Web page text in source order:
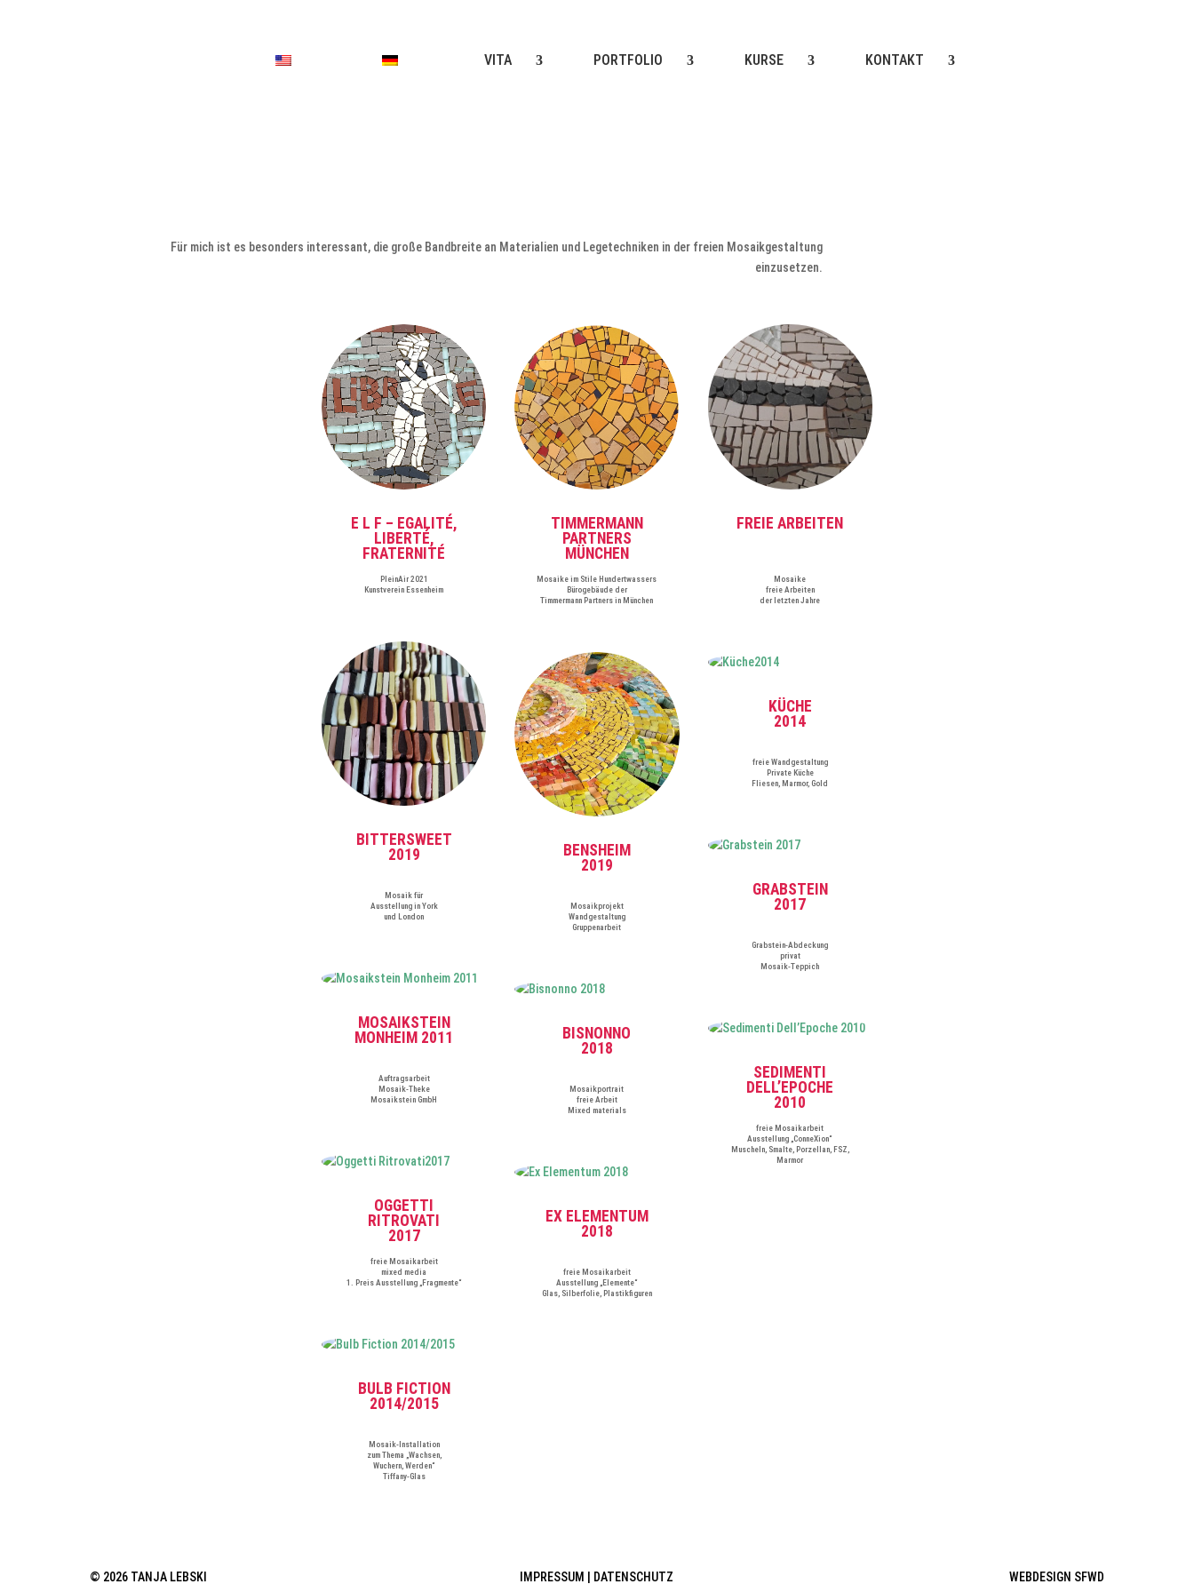
VITA PORTFOLIO KURSE KONTAKT
Für mich ist es besonders interessant, die große Bandbreite an Materialien und Legetechniken in der freien Mosaikgestaltung
einzusetzen.
E L F – EGALITÉ,
LIBERTÉ,
FRATERNITÉ
PleinAir 2021
Kunstverein Essenheim
BITTERSWEET
2019
Mosaik für
Ausstellung in York
und London
MOSAIKSTEIN
MONHEIM 2011
Auftragsarbeit
Mosaik-Theke
Mosaikstein GmbH
OGGETTI
RITROVATI
2017
freie Mosaikarbeit
mixed media
1. Preis Ausstellung „Fragmente“
BULB FICTION
2014/2015
Mosaik-Installation
zum Thema „Wachsen,
Wuchern, Werden“
Tiffany-Glas
TIMMERMANN
PARTNERS
MÜNCHEN
Mosaike im Stile Hundertwassers
Bürogebäude der
Timmermann Partners in München
BENSHEIM
2019
Mosaikprojekt
Wandgestaltung
Gruppenarbeit
BISNONNO
2018
Mosaikportrait
freie Arbeit
Mixed materials
EX ELEMENTUM
2018
freie Mosaikarbeit
Ausstellung „Elemente“
Glas, Silberfolie, Plastikfiguren
FREIE ARBEITEN
Mosaike
freie Arbeiten
der letzten Jahre
KÜCHE
2014
freie Wandgestaltung
Private Küche
Fliesen, Marmor, Gold
GRABSTEIN
2017
Grabstein-Abdeckung
privat
Mosaik-Teppich
SEDIMENTI
DELL’EPOCHE
2010
freie Mosaikarbeit
Ausstellung „ConneXion“
Muscheln, Smalte, Porzellan, FSZ,
Marmor
© 2026 TANJA LEBSKI IMPRESSUM DATENSCHUTZ WEBDESIGN SFWD